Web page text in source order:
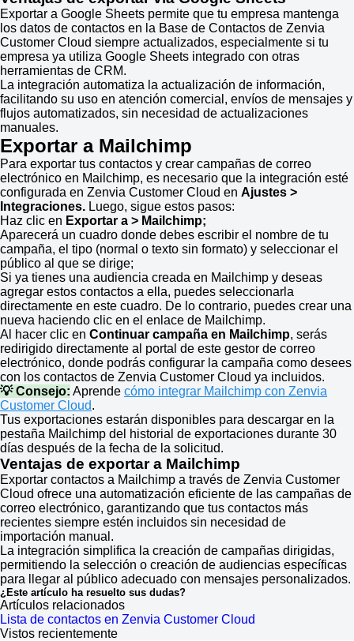
Exportar a Google Sheets permite que tu empresa mantenga
los datos de contactos en la Base de Contactos de Zenvia
Customer Cloud siempre actualizados, especialmente si tu
empresa ya utiliza Google Sheets integrado con otras
herramientas de CRM.
La integración automatiza la actualización de información,
facilitando su uso en atención comercial, envíos de mensajes y
flujos automatizados, sin necesidad de actualizaciones
manuales.
Exportar a Mailchimp
Para exportar tus contactos y crear campañas de correo
electrónico en Mailchimp, es necesario que la integración esté
configurada en Zenvia Customer Cloud en Ajustes >
Integraciones. Luego, sigue estos pasos:
Haz clic en Exportar a > Mailchimp;
Aparecerá un cuadro donde debes escribir el nombre de tu
campaña, el tipo (normal o texto sin formato) y seleccionar el
público al que se dirige;
Si ya tienes una audiencia creada en Mailchimp y deseas
agregar estos contactos a ella, puedes seleccionarla
directamente en este cuadro. De lo contrario, puedes crear una
nueva haciendo clic en el enlace de Mailchimp.
Al hacer clic en Continuar campaña en Mailchimp, serás
redirigido directamente al portal de este gestor de correo
electrónico, donde podrás configurar la campaña como desees
con los contactos de Zenvia Customer Cloud ya incluidos.
💡 Consejo: Aprende cómo integrar Mailchimp con Zenvia
Customer Cloud.
Tus exportaciones estarán disponibles para descargar en la
pestaña Mailchimp del historial de exportaciones durante 30
días después de la fecha de la solicitud.
Ventajas de exportar a Mailchimp
Exportar contactos a Mailchimp a través de Zenvia Customer
Cloud ofrece una automatización eficiente de las campañas de
correo electrónico, garantizando que tus contactos más
recientes siempre estén incluidos sin necesidad de
importación manual.
La integración simplifica la creación de campañas dirigidas,
permitiendo la selección o creación de audiencias específicas
para llegar al público adecuado con mensajes personalizados.
¿Este artículo ha resuelto sus dudas?
Artículos relacionados
Lista de contactos en Zenvia Customer Cloud
Vistos recientemente